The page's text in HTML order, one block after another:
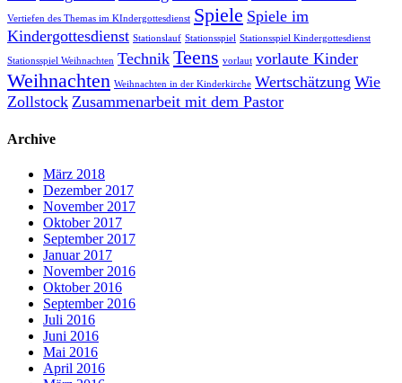
Vertiefen des Themas im KIndergottesdienst Spiele Spiele im
Kindergottesdienst Stationslauf Stationsspiel Stationsspiel Kindergottesdienst
Stationsspiel Weihnachten Technik Teens vorlaut vorlaute Kinder
Weihnachten Weihnachten in der Kinderkirche Wertschätzung Wie
Zollstock Zusammenarbeit mit dem Pastor
Archive
März 2018
Dezember 2017
November 2017
Oktober 2017
September 2017
Januar 2017
November 2016
Oktober 2016
September 2016
Juli 2016
Juni 2016
Mai 2016
April 2016